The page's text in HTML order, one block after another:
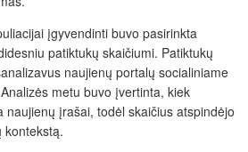
įgyvendinti buvo pasirinkta
patiktukų skaičiumi. Patiktukų
naujienų portalų socialiniame
metu buvo įvertinta, kiek
naujienų įrašai, todėl skaičius atspindėjo
kontekstą.